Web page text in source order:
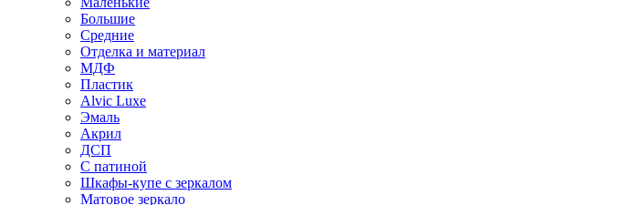
Большие
Средние
Отделка и материал
МДФ
Пластик
Alvic Luxe
Эмаль
Акрил
ДСП
С патиной
Шкафы-купе с зеркалом
Матовое зеркало